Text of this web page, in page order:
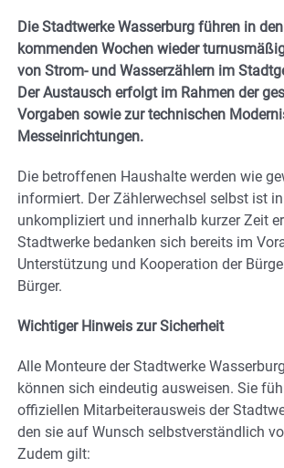
Die Stadtwerke Wasserburg führen in den
kommenden Wochen wieder
von Strom- und Wasserzählern im
Der Austausch erfolgt im Rahmen der
Vorgaben sowie zur technischen
Messeinrichtungen.
Die betroffenen Haushalte werden wie
informiert. Der Zählerwechsel selbst ist in
unkompliziert und innerhalb kurzer Zeit
Stadtwerke bedanken sich bereits im
Unterstützung und Kooperation der
Bürger.
Wichtiger Hinweis zur Sicherheit
Alle Monteure der Stadtwerke
können sich eindeutig ausweisen. Sie
offiziellen Mitarbeiterausweis der
den sie auf Wunsch selbstverständlich
Zudem gilt: